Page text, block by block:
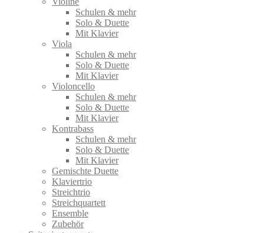
Schulen & mehr
Solo & Duette
Mit Klavier
Viola
Schulen & mehr
Solo & Duette
Mit Klavier
Violoncello
Schulen & mehr
Solo & Duette
Mit Klavier
Kontrabass
Schulen & mehr
Solo & Duette
Mit Klavier
Gemischte Duette
Klaviertrio
Streichtrio
Streichquartett
Ensemble
Zubehör